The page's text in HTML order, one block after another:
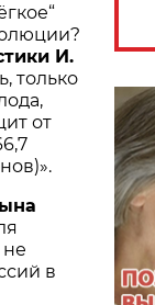
И.
только
от
не
в